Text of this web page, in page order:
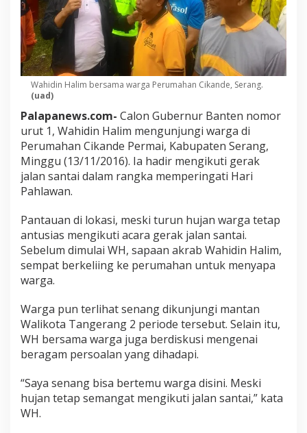
Wahidin Halim bersama warga Perumahan Cikande, Serang.
(uad)
Palapanews.com- Calon Gubernur Banten nomor
urut 1, Wahidin Halim mengunjungi warga di
Perumahan Cikande Permai, Kabupaten Serang,
Minggu (13/11/2016). Ia hadir mengikuti gerak
jalan santai dalam rangka memperingati Hari
Pahlawan.
Pantauan di lokasi, meski turun hujan warga tetap
antusias mengikuti acara gerak jalan santai.
Sebelum dimulai WH, sapaan akrab Wahidin Halim,
sempat berkeliing ke perumahan untuk menyapa
warga.
Warga pun terlihat senang dikunjungi mantan
Walikota Tangerang 2 periode tersebut. Selain itu,
WH bersama warga juga berdiskusi mengenai
beragam persoalan yang dihadapi.
“Saya senang bisa bertemu warga disini. Meski
hujan tetap semangat mengikuti jalan santai,” kata
WH.